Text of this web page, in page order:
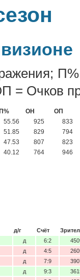
= Очков
П% ОН
ОП
55.56 925
833
51.85 829
794
47.53 807
823
40.12 764 946
д/г Счёт
д 6:2
д 4:5
д 7:9
д 9:3